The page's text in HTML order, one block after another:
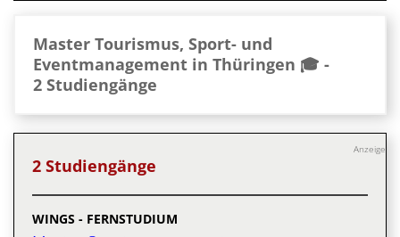
Master Tourismus, Sport- und
Eventmanagement in Thüringen 🎓 -
2 Studiengänge
Anzeige
2 Studiengänge
WINGS - FERNSTUDIUM